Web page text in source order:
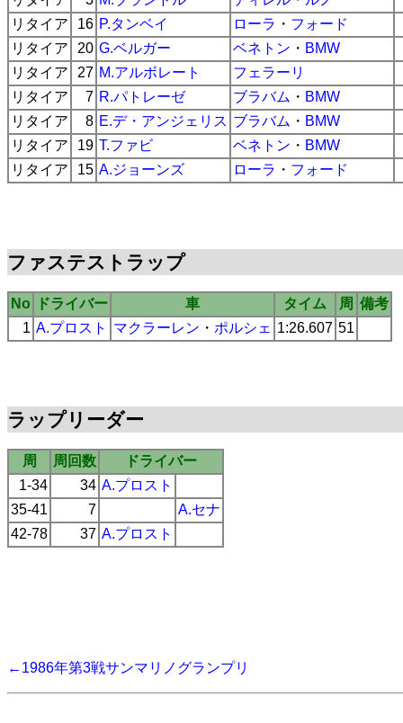
リタイア
16 P.タンベイ ローラ ・ フォード
リタイア
20 G.ベルガー ベネトン ・ BMW
リタイア
27 M.アルボレート
フェラーリ
リタイア
7 R.パトレーゼ ブラバム ・ BMW
リタイア
8 E.デ・アンジェリス ブラバム ・ BMW
リタイア
19 T.ファビ ベネトン ・ BMW
リタイア
15 A.ジョーンズ ローラ ・ フォード
ファステストラップ
No ドライバー 車 タイム 周 備考
1 A.プロスト マクラーレン ・ ポルシェ 1:26.607 51
ラップリーダー
周 周回数
ドライバー
1-34
34 A.プロスト
35-41
7
A.セナ
42-78
37 A.プロスト
←1986年第3戦サンマリノグランプリ